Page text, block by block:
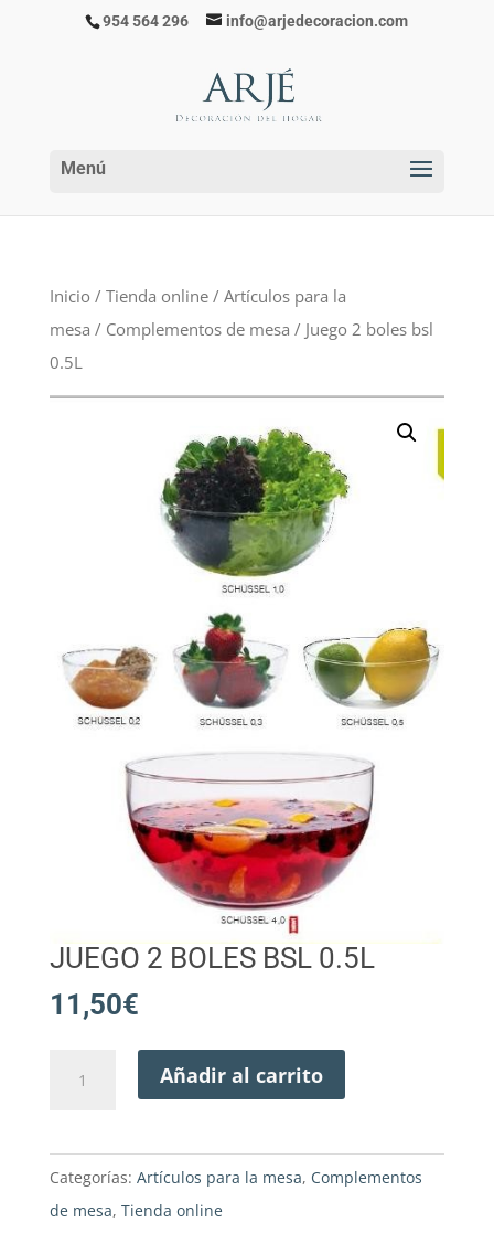
954 564 296 info@arjedecoracion.com
Inicio / Tienda online/ Artículos para la
mesa / Complementos de mesa / Juego 2 boles bsl
0.5L
JUEGO 2 BOLES BSL 0.5L
11,50€
Añadir al carrito
Categorías: Artículos para la mesa, Complementos
de mesa, Tienda online